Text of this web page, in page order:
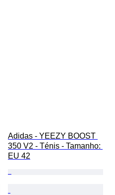
Adidas - YEEZY BOOST
350 V2 - Ténis - Tamanho:
EU 42